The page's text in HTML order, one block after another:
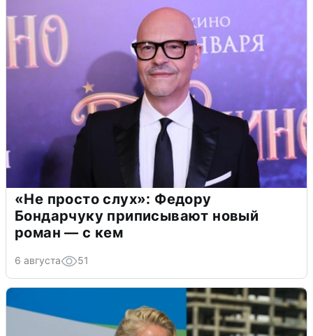
«Не просто слух»: Федору
Бондарчуку приписывают новый
роман — с кем
6 августа 51